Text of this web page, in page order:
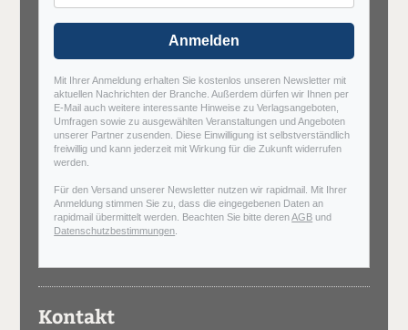
Anmelden
Mit Ihrer Anmeldung erhalten Sie kostenlos unseren Newsletter mit
aktuellen Nachrichten der Branche. Außerdem dürfen wir Ihnen per
E-Mail auch weitere interessante Hinweise zu Verlagsangeboten,
Umfragen sowie zu ausgewählten Veranstaltungen und Angeboten
unserer Partner zusenden. Diese Einwilligung ist selbstverständlich
freiwillig und kann jederzeit mit Wirkung für die Zukunft widerrufen
werden.
Für den Versand unserer Newsletter nutzen wir rapidmail. Mit Ihrer
Anmeldung stimmen Sie zu, dass die eingegebenen Daten an
rapidmail übermittelt werden. Beachten Sie bitte derenAGB und
Datenschutzbestimmungen
Kontakt